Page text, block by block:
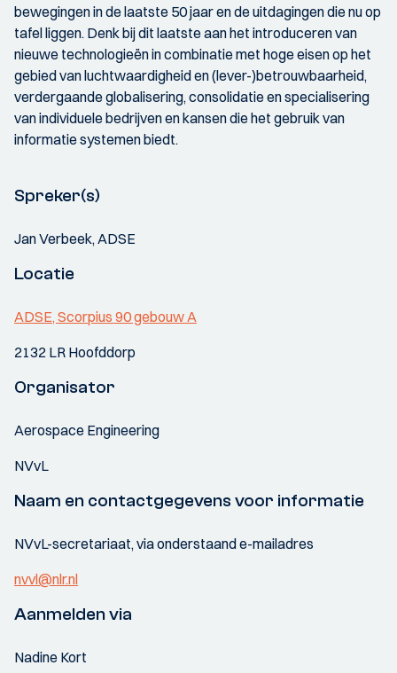
bewegingen in de laatste 50 jaar en de uitdagingen die nu op
tafel liggen. Denk bij dit laatste aan het introduceren van
nieuwe technologieën in combinatie met hoge eisen op het
gebied van luchtwaardigheid en (lever-)betrouwbaarheid,
verdergaande globalisering, consolidatie en specialisering
van individuele bedrijven en kansen die het gebruik van
informatie systemen biedt.
Spreker(s)
Jan Verbeek, ADSE
Locatie
ADSE, Scorpius 90 gebouw A
2132 LR Hoofddorp
Organisator
Aerospace Engineering
NVvL
Naam en contactgegevens voor informatie
NVvL-secretariaat, via onderstaand e-mailadres
nvvl@nlr.nl
Aanmelden via
Nadine Kort